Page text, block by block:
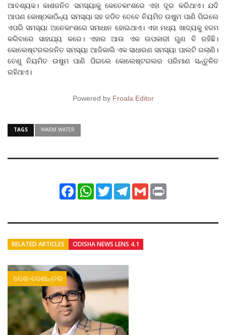
ଆବଶ୍ୟକ। କାଶଜନିତ ସମସ୍ୟାକୁ କେତେକାଂଶରେ ଏହା ଦୂର କରିଥାଏ। ଯଦି
ଆପଣ କୋଷ୍ଠକାଠିନ୍ୟ ସମସ୍ୟା ସହ ଜଡିତ ତେବେ ନିୟମିତ ଉଷୁମ ପାଣି ପିଇଲେ
ଏପରି ସମସ୍ୟା ଅନେକାଂଶରେ ସମାଧାନ ହୋଇଥାଏ। ଏହା ମଧ୍ୟ ଖାଦ୍ୟକୁ ହଜମ
କରିବାରେ ସାହାଯ୍ୟ କରେ। ଏହାର ଆଉ ଏକ ଉପକାରୀ ଗୁଣ ବି ରହିଛି।
କୋଲେଷ୍ଟରଲଜନିତ ସମସ୍ୟା ଆଜିକାଲି ଏକ ସାଧାରଣ ସମସ୍ୟା ପାଲଟି ଗଲାଣି।
ତେଣୁ ନିୟମିତ ଉଷୁମ ପାଣି ପିଇଲେ କୋଲେଷ୍ଟରଲର ପରିମାଣ ସନ୍ତୁଳିତ
ରହିଥାଏ।
Powered by Froala Editor
TAGS WARM WATER
FacebookWhatsApp
TwitterTelegram
Gmail
RELATED ARTICLES ODISHA NEWS LENS 4.1
ଦେଶ-ଦେଶାନ୍ତର